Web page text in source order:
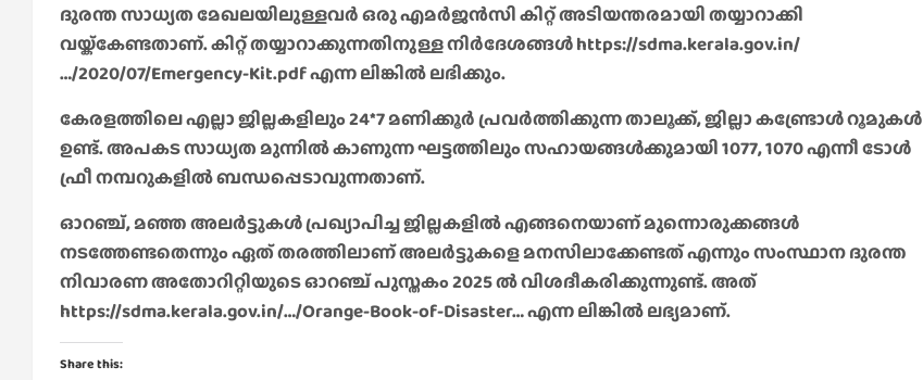
ദുരന്ത സാധ്യത മേഖലയിലുള്ളവർ ഒരു എമർജൻസി കിറ്റ് അടിയന്തരമായി തയ്യാറാക്കി
വയ്ക്കേണ്ടതാണ്. കിറ്റ് തയ്യാറാക്കുന്നതിനുള്ള നിർദേശങ്ങൾ https://sdma.kerala.gov.in/
…/2020/07/Emergency-Kit.pdf എന്ന ലിങ്കിൽ ലഭിക്കും.
കേരളത്തിലെ എല്ലാ ജില്ലകളിലും 24*7 മണിക്കൂർ പ്രവർത്തിക്കുന്ന താലൂക്ക്, ജില്ലാ കണ്ട്രോൾ റൂമുകൾ
ഉണ്ട്. അപകട സാധ്യത മുന്നിൽ കാണുന്ന ഘട്ടത്തിലും സഹായങ്ങൾക്കുമായി 1077, 1070 എന്നീ ടോൾ
ഫ്രീ നമ്പറുകളിൽ ബന്ധപ്പെടാവുന്നതാണ്.
ഓറഞ്ച്, മഞ്ഞ അലർട്ടുകൾ പ്രഖ്യാപിച്ച ജില്ലകളിൽ എങ്ങനെയാണ് മുന്നൊരുക്കങ്ങൾ
നടത്തേണ്ടതെന്നും ഏത് തരത്തിലാണ് അലർട്ടുകളെ മനസിലാക്കേണ്ടത് എന്നും സംസ്ഥാന ദുരന്ത
നിവാരണ അതോറിറ്റിയുടെ ഓറഞ്ച് പുസ്തകം 2025 ൽ വിശദീകരിക്കുന്നുണ്ട്. അത്
https://sdma.kerala.gov.in/…/Orange-Book-of-Disaster… എന്ന ലിങ്കിൽ ലഭ്യമാണ്.
Share this: